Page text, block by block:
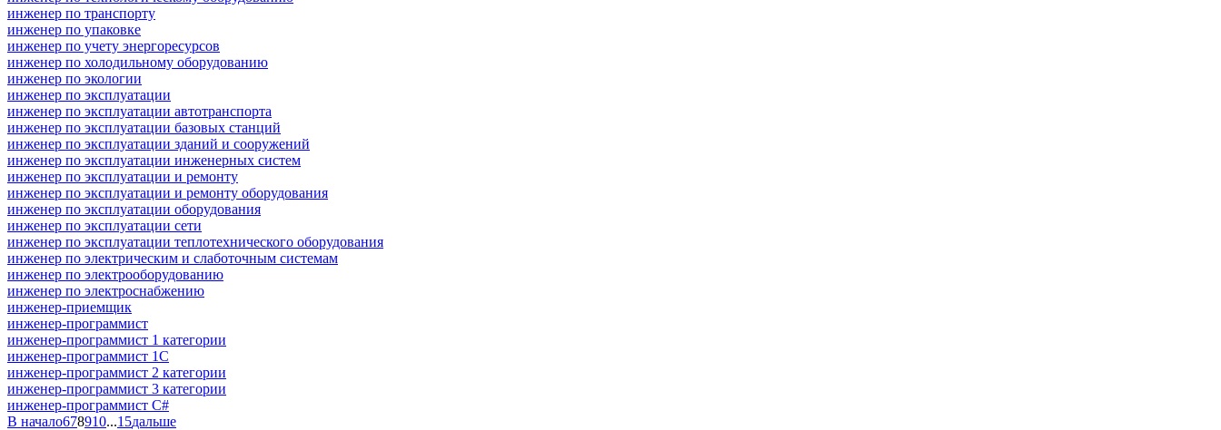
инженер по транспорту
инженер по упаковке
инженер по учету энергоресурсов
инженер по холодильному оборудованию
инженер по экологии
инженер по эксплуатации
инженер по эксплуатации автотранспорта
инженер по эксплуатации базовых станций
инженер по эксплуатации зданий и сооружений
инженер по эксплуатации инженерных систем
инженер по эксплуатации и ремонту
инженер по эксплуатации и ремонту оборудования
инженер по эксплуатации оборудования
инженер по эксплуатации сети
инженер по эксплуатации теплотехнического оборудования
инженер по электрическим и слаботочным системам
инженер по электрооборудованию
инженер по электроснабжению
инженер-приемщик
инженер-программист
инженер-программист 1 категории
инженер-программист 1С
инженер-программист 2 категории
инженер-программист 3 категории
инженер-программист C#
В начало678910...15дальше